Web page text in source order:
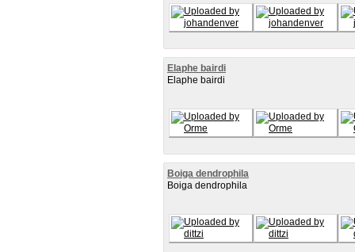
Elaphe bairdi
Elaphe bairdi
Boiga dendrophila
Boiga dendrophila